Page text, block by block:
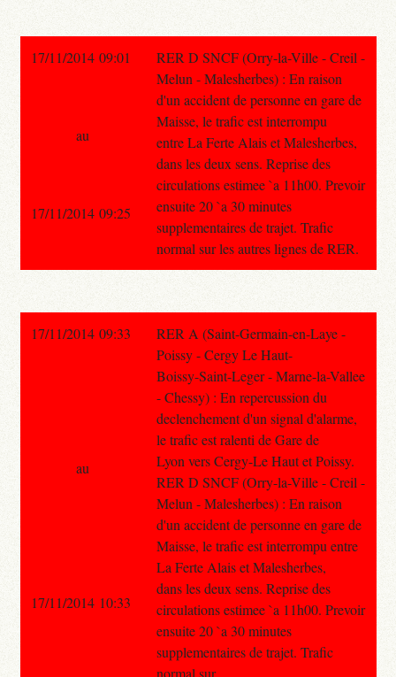
17/11/2014 09:01
RER D SNCF (Orry-la-Ville - Creil -
Melun - Malesherbes) : En raison
d'un accident de personne en gare de
Maisse, le trafic est interrompu
entre La Ferte Alais et Malesherbes,
dans les deux sens. Reprise des
circulations estimee `a 11h00. Prevoir
ensuite 20 `a 30 minutes
supplementaires de trajet. Trafic
normal sur les autres lignes de RER.
au
17/11/2014 09:25
17/11/2014 09:33
RER A (Saint-Germain-en-Laye -
Poissy - Cergy Le Haut-
Boissy-Saint-Leger - Marne-la-Vallee
- Chessy) : En repercussion du
declenchement d'un signal d'alarme,
le trafic est ralenti de Gare de
Lyon vers Cergy-Le Haut et Poissy.
RER D SNCF (Orry-la-Ville - Creil -
Melun - Malesherbes) : En raison
d'un accident de personne en gare de
Maisse, le trafic est interrompu entre
La Ferte Alais et Malesherbes,
dans les deux sens. Reprise des
circulations estimee `a 11h00. Prevoir
ensuite 20 `a 30 minutes
supplementaires de trajet. Trafic
normal sur
au
17/11/2014 10:33